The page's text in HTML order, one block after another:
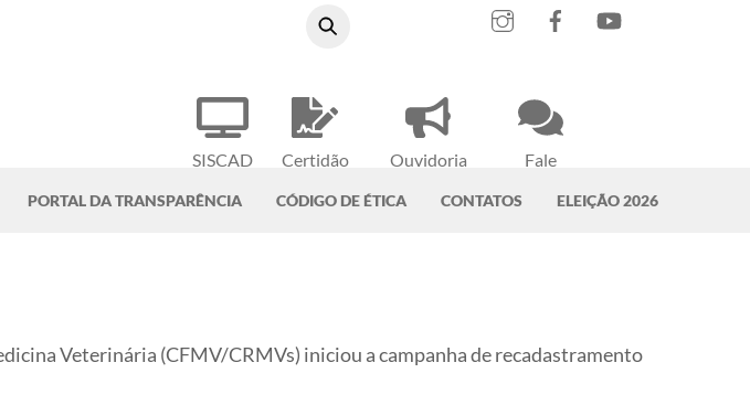
SISCAD
Certidão
Ouvidoria
Fale
InstagramFacebook
PORTAL DA TRANSPARÊNCIA CÓDIGO DE ÉTICA CONTATOS ELEIÇÃO 2026
Veterinária (CFMV/CRMVs) iniciou a campanha de recadastramento